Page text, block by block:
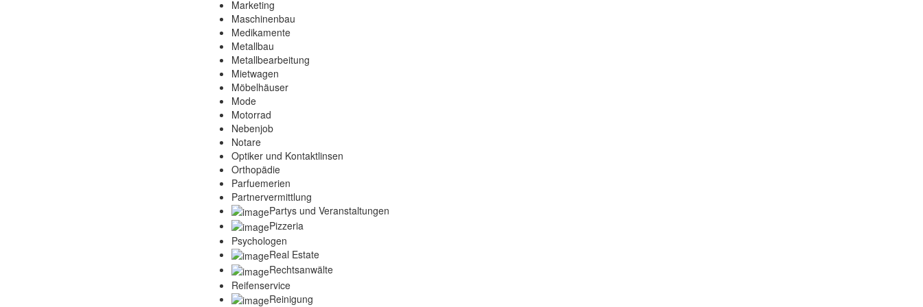
Marketing
Maschinenbau
Medikamente
Metallbau
Metallbearbeitung
Mietwagen
Möbelhäuser
Mode
Motorrad
Nebenjob
Notare
Optiker und Kontaktlinsen
Orthopädie
Parfuemerien
Partnervermittlung
Partys und Veranstaltungen
Pizzeria
Psychologen
Real Estate
Rechtsanwälte
Reifenservice
Reinigung